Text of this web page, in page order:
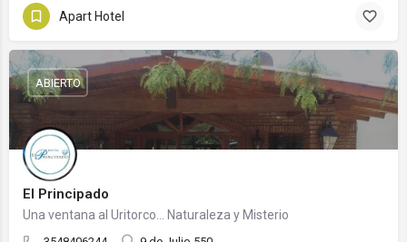
Apart Hotel
El Principado
Una ventana al Uritorco... Naturaleza y Misterio
ABIERTO